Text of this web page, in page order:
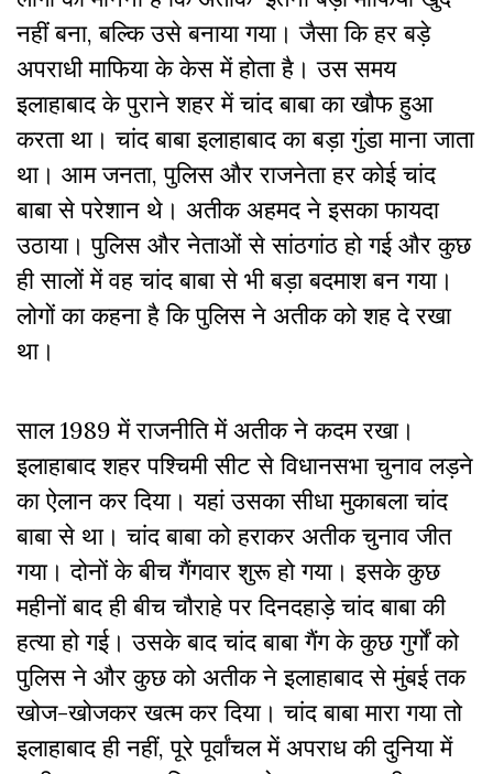
नहीं बना, बल्कि उसे बनाया गया। जैसा कि हर बड़े
अपराधी माफिया के केस में होता है।उस समय
इलाहाबाद के पुराने शहर में चांद बाबा का खौफ हुआ
करता था। चांद बाबा इलाहाबाद का बड़ा गुंडा माना जाता
था। आम जनता, पुलिस और राजनेता हर कोई चांद
बाबा से परेशान थे। अतीक अहमद ने इसका फायदा
उठाया। पुलिस और नेताओं से सांठगांठ हो गई और कुछ
ही सालों में वह चांद बाबा से भी बड़ा बदमाश बन गया।
लोगों का कहना है कि पुलिस ने अतीक को शह दे रखा
था।
साल 1989 में राजनीति में अतीक ने कदम रखा।
इलाहाबाद शहर पश्चिमी सीट से विधानसभा चुनाव लड़ने
का ऐलान कर दिया। यहां उसका सीधा मुकाबला चांद
बाबा से था। चांद बाबा को हराकर अतीक चुनाव जीत
गया। दोनों के बीच गैंगवार शुरू हो गया। इसके कुछ
महीनों बाद ही बीच चौराहे पर दिनदहाड़े चांद बाबा की
हत्या हो गई। उसके बाद चांद बाबा गैंग के कुछगुर्गोंको
पुलिस ने और कुछ को अतीक ने इलाहाबाद से मुंबई तक
खोज-खोजकर खत्म कर दिया। चांद बाबा मारा गया तो
इलाहाबाद ही नहीं, पूरे पूर्वांचल में अपराध की दुनिया में